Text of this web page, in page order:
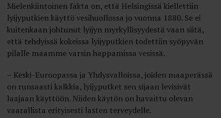
Mielenkiintoinen fakta on, että Helsingissä kiellettiin
lyijyputkien käyttö vesihuollossa jo vuonna 1880. Se ei
kuitenkaan johtunut lyijyn myrkyllisyydestä vaan siitä,
että tehdyissä kokeissa lyijyputkien todettiin syöpyvän
pilalle maamme varsin happamissa vesissä.
– Keski-Euroopassa ja Yhdysvalloissa, joiden maaperässä
on runsaasti kalkkia, lyijyputket sen sijaan levisivät
laajaan käyttöön. Niiden käytön on havaittu olevan
vaarallista erityisesti lasten terveydelle.